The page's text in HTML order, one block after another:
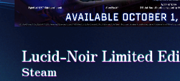
Lucid-Noir Limited
Steam